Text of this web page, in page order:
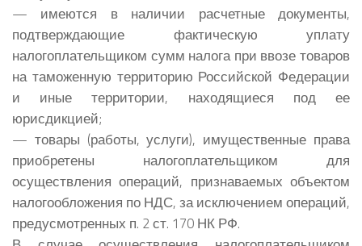
— имеются в наличии расчетные документы,
подтверждающие фактическую уплату
налогоплательщиком сумм налога при ввозе товаров
на таможенную территорию Российской Федерации
и иные территории, находящиеся под ее
юрисдикцией;
— товары (работы, услуги), имущественные права
приобретены налогоплательщиком для
осуществления операций, признаваемых объектом
налогообложения по НДС, за исключением операций,
предусмотренных п. 2 ст. 170 НК РФ.